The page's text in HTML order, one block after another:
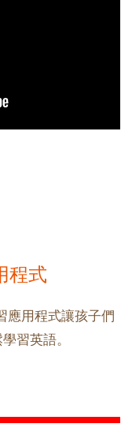
程式
應用程式讓孩子們
習英語。